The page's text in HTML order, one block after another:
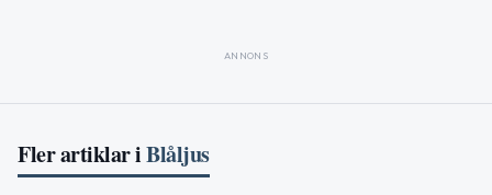
ANNONS
Fler artiklar iBlåljus